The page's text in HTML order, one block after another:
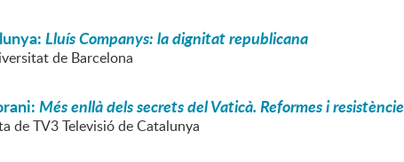
Lluís Companys: la dignitat republicana
de Barcelona
Més enllà dels secrets del Vaticà. Reformes i
de TV3 Televisió de Catalunya